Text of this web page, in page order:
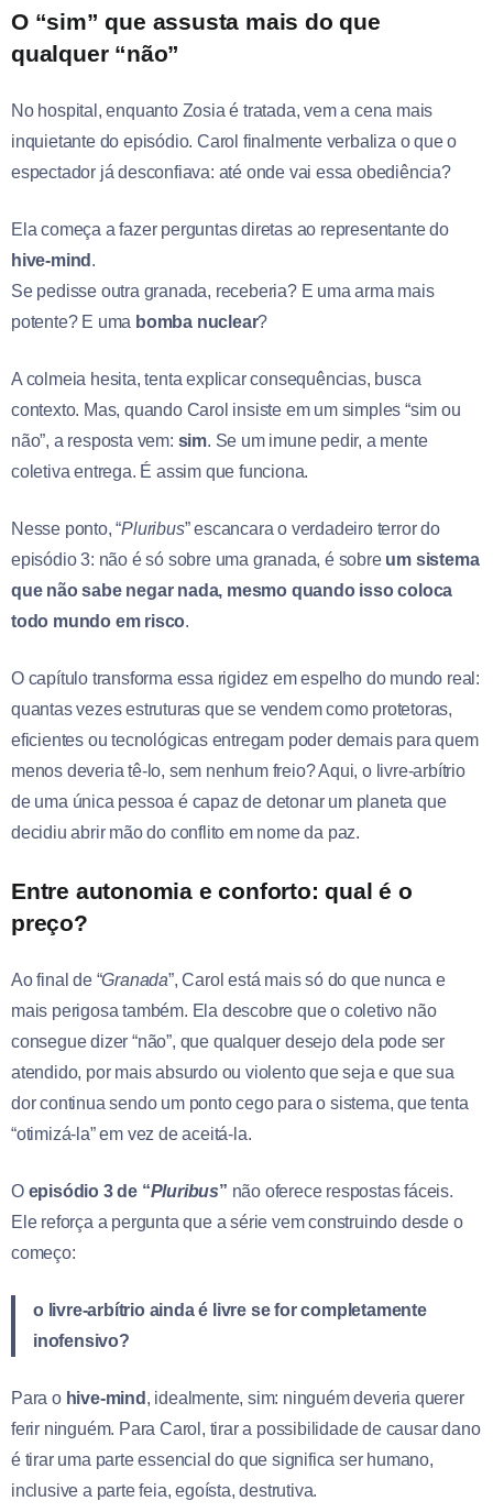
O “sim” que assusta mais do que
qualquer “não”
No hospital, enquanto Zosia é tratada, vem a cena mais
inquietante do episódio. Carol finalmente verbaliza o que o
espectador já desconfiava: até onde vai essa obediência?
Ela começa a fazer perguntas diretas ao representante do
hive-mind .
Se pedisse outra granada, receberia? E uma arma mais
potente? E uma bomba nuclear?
A colmeia hesita, tenta explicar consequências, busca
contexto. Mas, quando Carol insiste em um simples “sim ou
não”, a resposta vem: sim. Se um imune pedir, a mente
coletiva entrega. É assim que funciona.
Nesse ponto, “Pluribus” escancara o verdadeiro terror do
episódio 3: não é só sobre uma granada, é sobre um sistema
que não sabe negar nada, mesmo quando isso coloca
todo mundo em risco.
O capítulo transforma essa rigidez em espelho do mundo real:
quantas vezes estruturas que se vendem como protetoras,
eficientes ou tecnológicas entregam poder demais para quem
menos deveria tê-lo, sem nenhum freio? Aqui, o livre-arbítrio
de uma única pessoa é capaz de detonar um planeta que
decidiu abrir mão do conflito em nome da paz.
Entre autonomia e conforto: qual é o
preço?
Ao final de “Granada”, Carol está mais só do que nunca e
mais perigosa também. Ela descobre que o coletivo não
consegue dizer “não”, que qualquer desejo dela pode ser
atendido, por mais absurdo ou violento que seja e que sua
dor continua sendo um ponto cego para o sistema, que tenta
“otimizá-la” em vez de aceitá-la.
O episódio 3 de “Pluribus” não oferece respostas fáceis.
Ele reforça a pergunta que a série vem construindo desde o
começo:
o livre-arbítrio ainda é livre se for completamente
inofensivo?
Para o hive-mind , idealmente, sim: ninguém deveria querer
ferir ninguém. Para Carol, tirar a possibilidade de causar dano
é tirar uma parte essencial do que significa ser humano,
inclusive a parte feia, egoísta, destrutiva.